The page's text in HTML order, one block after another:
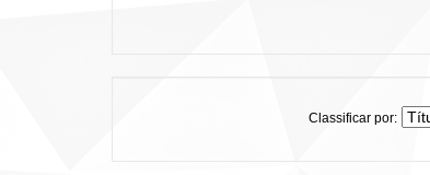
Classificar por: